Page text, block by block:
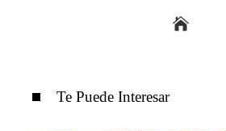
Te Puede Interesar